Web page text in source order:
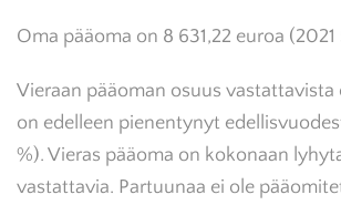
Oma pääoma on 8 631,22 euroa
Vieraan pääoman osuus vastattavista
on edelleen pienentynyt
%). Vieras pääoma on kokonaan
vastattavia. Partuunaa ei ole